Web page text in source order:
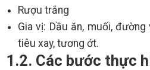
Rượu trắng
Gia vị: Dầu ăn, muối,
tiêu xay, tương ớt.
1.2. Các bước thực